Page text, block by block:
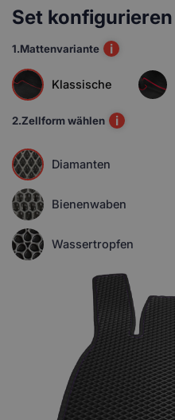
Set konfigurieren
1.Mattenvariante i
Klassische
2.Zellform wählen i
Diamanten
Bienenwaben
Wassertropfen